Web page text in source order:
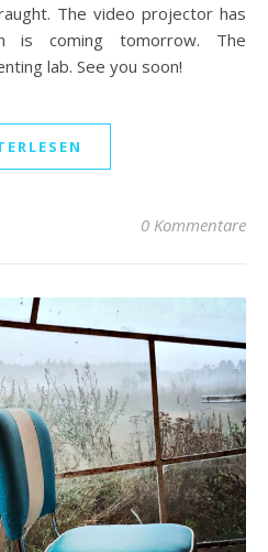
The video projector has
is coming tomorrow. The
lab. See you soon!
0 Kommentare